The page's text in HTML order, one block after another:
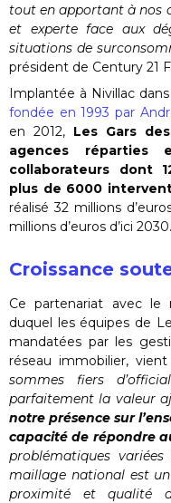
tout en apportant à nos
et experte face aux
situations de
président de Century 21
Implantée à Nivillac
fondée en 1993 par
en 2012, Les Gars
agences
collaborateurs dont
plus de 6000
réalisé 32 millions
millions d’euros d’ici 2030.
Croissance
Ce partenariat avec le
duquel les équipes de
mandatées par les
réseau immobilier,
sommes fiers
parfaitement la valeur
notre présence sur
capacité de répondre
problématiques
maillage national est
proximité et qualité